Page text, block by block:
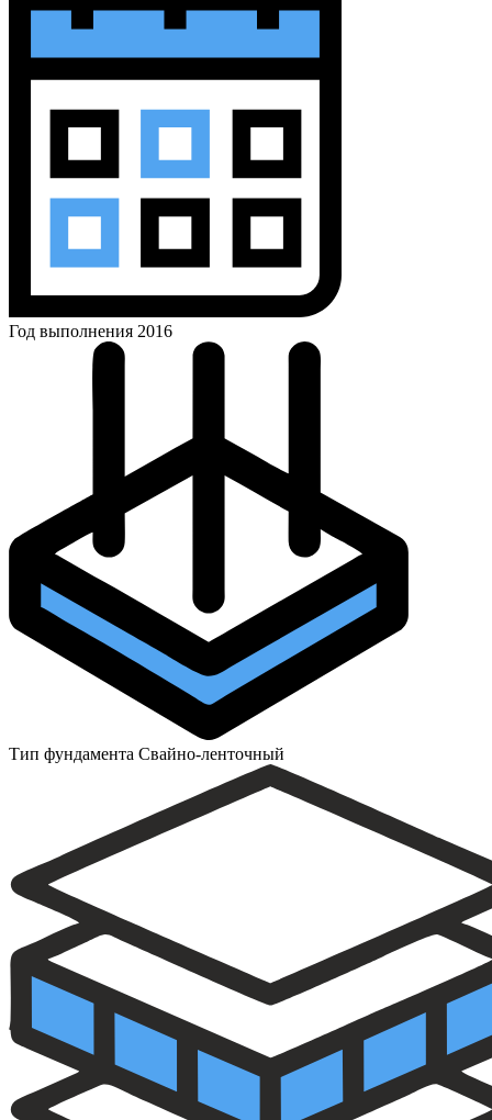
Год выполнения 2016
Тип фундамента Свайно-ленточный